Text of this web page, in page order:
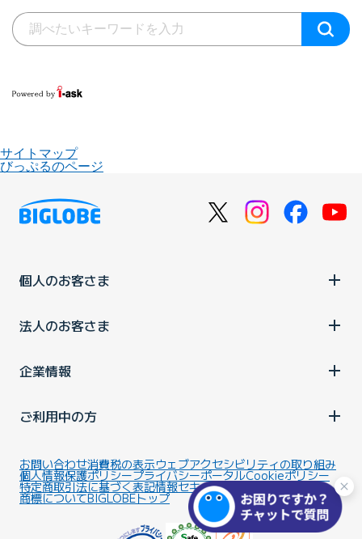
サイトマップ
びっぷるのページ
個人のお客さま
法人のお客さま
企業情報
ご利用中の方
お問い合わせ消費税の表示ウェブアクセシビリティの取り組み
個人情報保護ポリシープライバシーポータルCookieポリシー
特定商取引法に基づく表記情報セキュリティ基本方針
商標についてBIGLOBEトップ